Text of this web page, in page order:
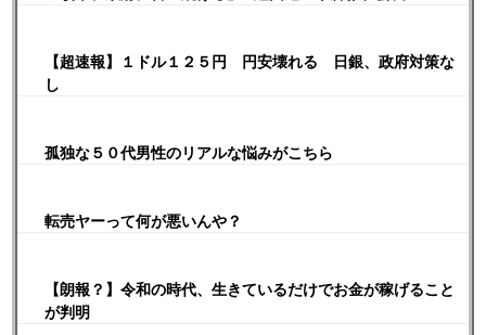
【超速報】１ドル１２５円 円安壊れる 日銀、政府対策な
し
孤独な５０代男性のリアルな悩みがこちら
転売ヤーって何が悪いんや？
【朗報？】令和の時代、生きているだけでお金が稼げること
が判明